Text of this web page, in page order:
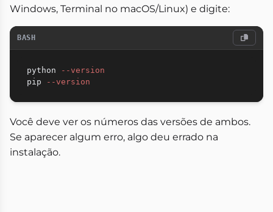
Windows, Terminal no macOS/Linux) e digite:
BASH
python
--version
pip
--version
Você deve ver os números das versões de ambos.
Se aparecer algum erro, algo deu errado na
instalação.